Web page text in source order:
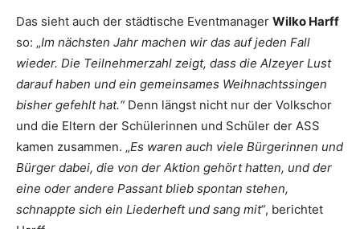
Das sieht auch der städtische Eventmanager Wilko Harff
so: „Im nächsten Jahr machen wir das auf jeden Fall
wieder. Die Teilnehmerzahl zeigt, dass die Alzeyer Lust
darauf haben und ein gemeinsames Weihnachtssingen
bisher gefehlt hat.“ Denn längst nicht nur der Volkschor
und die Eltern der Schülerinnen und Schüler der ASS
kamen zusammen. „Es waren auch viele Bürgerinnen und
Bürger dabei, die von der Aktion gehört hatten, und der
eine oder andere Passant blieb spontan stehen,
schnappte sich ein Liederheft und sang mit“, berichtet